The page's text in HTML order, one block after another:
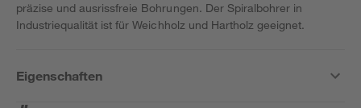
präzise und ausrissfreie Bohrungen. Der Spiralbohrer in
Industriequalität ist für Weichholz und Hartholz geeignet.
Eigenschaften